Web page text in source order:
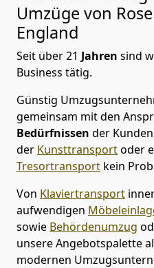
Umzüge von
England
Seit über21 Jahren sind
Business tätig.
Günstig
gemeinsam mit den
Bedürfnissen der
der Kunsttransportoder
Tresortransport kein
Von Klaviertransport
aufwendigen
sowie Behördenumzug
unsere Angebotspalette
modernen